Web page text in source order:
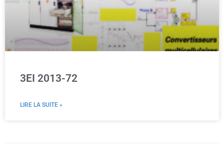
3EI 2013-72
LIRE LA SUITE »